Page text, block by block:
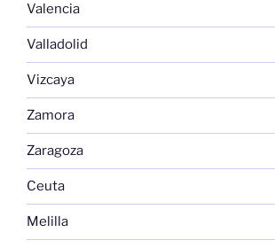
Valencia
Valladolid
Vizcaya
Zamora
Zaragoza
Ceuta
Melilla